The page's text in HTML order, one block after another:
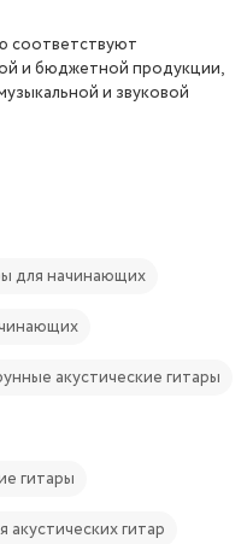
соответствуют
и бюджетной продукции,
и звуковой
для начинающих
акустические гитары
гитары
акустических гитар